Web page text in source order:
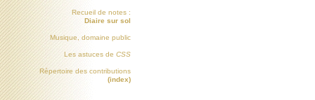
Recueil de notes :
Diaire sur sol
Musique, domaine public
Les astuces de CSS
Répertoire des contributions
(index)